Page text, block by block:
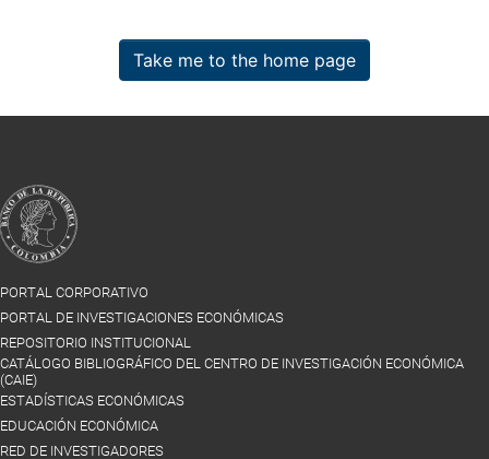
Take me to the home page
PORTAL CORPORATIVO
PORTAL DE INVESTIGACIONES ECONÓMICAS
REPOSITORIO INSTITUCIONAL
CATÁLOGO BIBLIOGRÁFICO DEL CENTRO DE INVESTIGACIÓN ECONÓMICA
(CAIE)
ESTADÍSTICAS ECONÓMICAS
EDUCACIÓN ECONÓMICA
RED DE INVESTIGADORES